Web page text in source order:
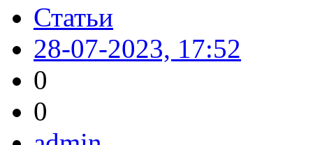
Статьи
28-07-2023, 17:52
0
0